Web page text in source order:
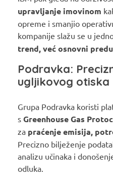
upravljanje imovinom
opreme i smanjio
kompanije slažu se u
trend, već osnovni
Podravka:
ugljikovog otiska
Grupa Podravka koristi
s Greenhouse Gas
za praćenje emisija,
Precizno bilježenje
analizu učinaka i
odluka.